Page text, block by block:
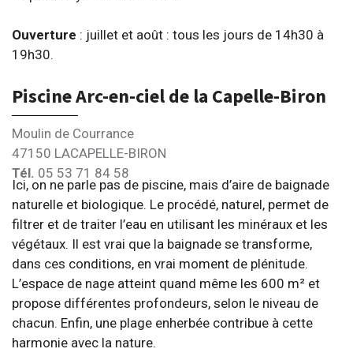
Ouverture : juillet et août : tous les jours de 14h30 à
19h30.
Piscine Arc-en-ciel de la Capelle-Biron
Moulin de Courrance
47150 LACAPELLE-BIRON
Tél. 05 53 71 84 58
Ici, on ne parle pas de piscine, mais d’aire de baignade
naturelle et biologique. Le procédé, naturel, permet de
filtrer et de traiter l’eau en utilisant les minéraux et les
végétaux. Il est vrai que la baignade se transforme,
dans ces conditions, en vrai moment de plénitude.
L’espace de nage atteint quand même les 600 m² et
propose différentes profondeurs, selon le niveau de
chacun. Enfin, une plage enherbée contribue à cette
harmonie avec la nature.